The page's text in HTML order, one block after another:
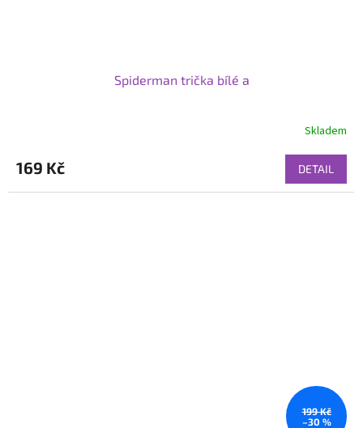
Spiderman trička bílé a
Skladem
169 Kč DETAIL
199 Kč
–30 %